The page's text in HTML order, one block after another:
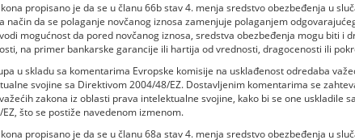
propisano je da se u članu 66b stav 4. menja sredstvo obezbeđenja u
način da se polaganje novčanog iznosa zamenjuje polaganjem
mogućnost da pored novčanog iznosa, sredstva obezbeđenja mogu biti i
na primer bankarske garancije ili hartija od vrednosti, dragocenosti ili
u skladu sa komentarima Evropske komisije na usklađenost odredaba
svojine sa Direktivom 2004/48/EZ. Dostavljenim komentarima se
zakona iz oblasti prava intelektualne svojine, kako bi se one uskladile
što se postiže navedenom izmenom.
propisano je da se u članu 68a stav 4. menja sredstvo obezbeđenja u